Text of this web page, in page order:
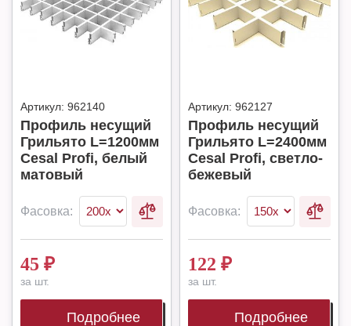
Артикул: 962140
Профиль несущий
Грильято L=1200мм
Cesal Profi, белый
матовый
Фасовка:
45 ₽
за шт.
Подробнее
Артикул: 962127
Профиль несущий
Грильято L=2400мм
Cesal Profi, светло-
бежевый
Фасовка:
122 ₽
за шт.
Подробнее